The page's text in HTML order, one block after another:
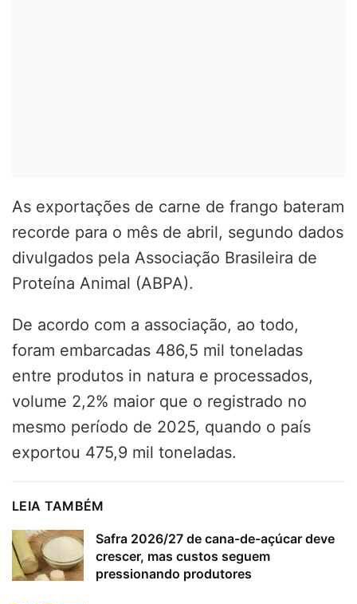
As exportações de carne de frango bateram
recorde para o mês de abril, segundo dados
divulgados pela Associação Brasileira de
Proteína Animal (ABPA).
De acordo com a associação, ao todo,
foram embarcadas 486,5 mil toneladas
entre produtos in natura e processados,
volume 2,2% maior que o registrado no
mesmo período de 2025, quando o país
exportou 475,9 mil toneladas.
LEIA TAMBÉM
Safra 2026/27 de cana-de-açúcar deve
crescer, mas custos seguem
pressionando produtores